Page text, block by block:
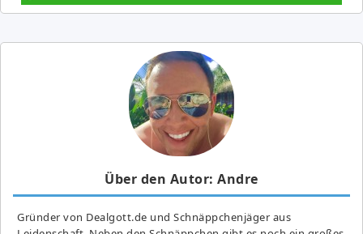
Über den Autor: Andre
Gründer von Dealgott.de und Schnäppchenjäger aus